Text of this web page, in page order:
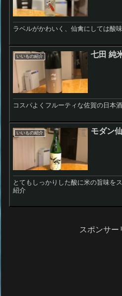
ラベルがかわいく、仙禽にしては酸
いいもの紹介 七田 純
コスパよくフルーティな佐賀の日本
いいもの紹介 モダン
とてもしっかりした酸に米の旨味を
紹介
スポンサー